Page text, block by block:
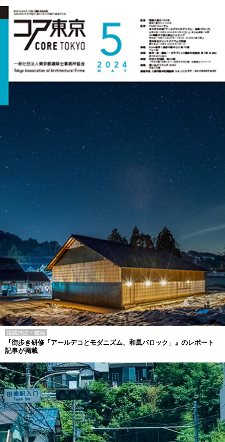
掲載雑誌・書籍
『街歩き研修「アールデコとモダニズム、和風バロック」』のレポート
記事が掲載